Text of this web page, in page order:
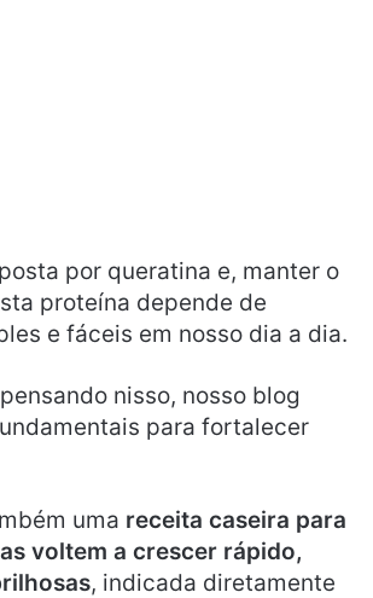
por queratina e, manter o
proteína depende de
e fáceis em nosso dia a dia.
nisso, nosso blog
para fortalecer
uma receita caseira para
voltem a crescer rápido,
, indicada diretamente